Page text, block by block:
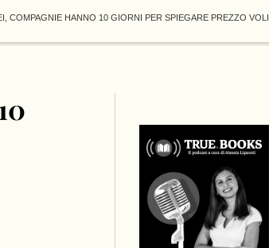
COMPAGNIE HANNO 10 GIORNI PER SPIEGARE PREZZO VOLI